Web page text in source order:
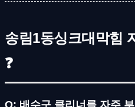
송림1동싱크대막힘
❓